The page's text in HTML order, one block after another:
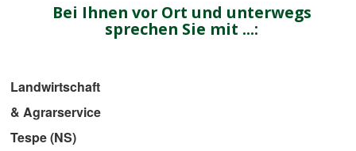
Bei Ihnen vor Ort und unterwegs
sprechen Sie mit ...:
Landwirtschaft
& Agrarservice
Tespe (NS)